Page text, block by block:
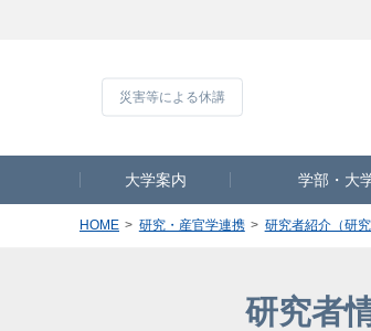
大学案内 学部・大
HOME 研究・産官学連携 研究者紹介（研究
研究者